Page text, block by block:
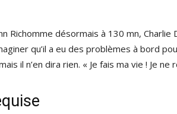
Richomme désormais à 130 mn, Charlie
qu’il a eu des problèmes à bord
il n’en dira rien. « Je fais ma vie ! Je ne